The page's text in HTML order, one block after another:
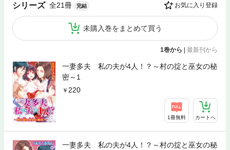
シリーズ 全21冊 完結 お気に入り登録
未購入巻をまとめて買う
1巻から 最新刊から
一妻多夫 私の夫が4人！？～村の掟と巫女の秘
密～1
220
1冊無料 カートへ
一妻多夫 私の夫が4人！？～村の掟と巫女の秘